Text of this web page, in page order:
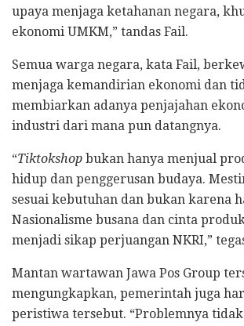
upaya menjaga ketahanan negara,
ekonomi UMKM,” tandas Fail.
Semua warga negara, kata Fail,
menjaga kemandirian ekonomi dan
membiarkan adanya penjajahan
industri dari mana pun datangnya.
“Tiktokshop bukan hanya menjual
hidup dan penggerusan budaya.
sesuai kebutuhan dan bukan karena
Nasionalisme busana dan cinta
menjadi sikap perjuangan NKRI,”
Mantan wartawan Jawa Pos Group
mengungkapkan, pemerintah juga
peristiwa tersebut. “Problemnya